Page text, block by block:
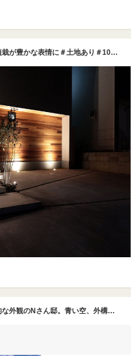
ライトアップされたレッドシダー材や植栽が豊かな表情に＃土地あり＃1000万円台＃ローコスト＃間取りあり
調和の取れた威厳あるデザインが特徴的な外観のNさん邸。青い空、外構の緑によく映える赤レンガを採用し、アイアンや目地の色などディテールにまでこだわっている